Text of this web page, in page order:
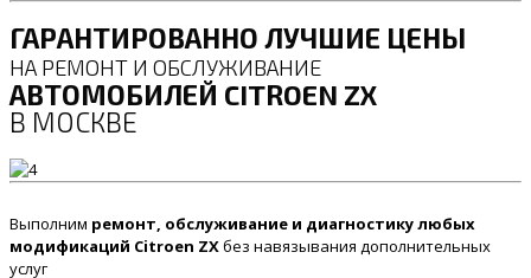
ГАРАНТИРОВАННО ЛУЧШИЕ ЦЕНЫ
НА РЕМОНТ И ОБСЛУЖИВАНИЕ
АВТОМОБИЛЕЙ CITROEN ZX
В МОСКВЕ
Выполним ремонт, обслуживание и диагностику любых
модификаций Citroen ZXбез навязывания дополнительных
услуг